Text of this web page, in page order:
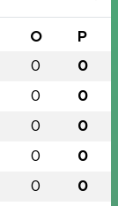
O P
0 0
0 0
0 0
0 0
0 0